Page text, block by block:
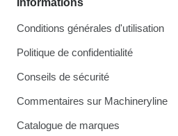
Informations
Conditions générales d'utilisation
Politique de confidentialité
Conseils de sécurité
Commentaires sur Machineryline
Catalogue de marques